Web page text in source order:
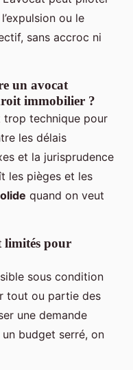
ou le
sans accroc ni
un avocat
immobilier ?
trop technique pour
les délais
et la jurisprudence
les pièges et les
quand on veut
limités pour
sous condition
tout ou partie des
une demande
budget serré, on